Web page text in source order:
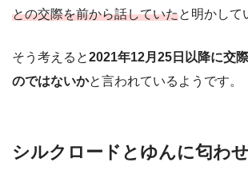
との交際を前から話していたと明かして
そう考えると2021年12月25日以降に交
のではないかと言われているようです。
シルクロードとゆんに匂わ